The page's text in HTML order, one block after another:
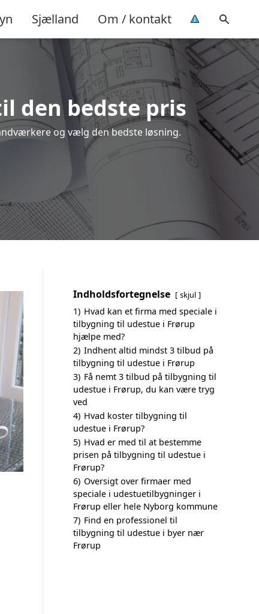
Sjælland Om / kontakt
den bedste pris
og vælg den bedste løsning.
Indholdsfortegnelse skjul
1) Hvad kan et firma med speciale i
tilbygning til udestue i Frørup
hjælpe med?
2) Indhent altid mindst 3 tilbud på
tilbygning til udestue i Frørup
3) Få nemt 3 tilbud på tilbygning til
udestue i Frørup, du kan være tryg
ved
4) Hvad koster tilbygning til
udestue i Frørup?
5) Hvad er med til at bestemme
prisen på tilbygning til udestue i
Frørup?
6) Oversigt over firmaer med
speciale i udestuetilbygninger i
Frørup eller hele Nyborg kommune
7) Find en professionel til
tilbygning til udestue i byer nær
Frørup